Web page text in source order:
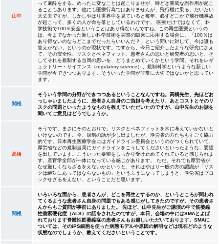
山中
って麻酔をする。めったに変なことは起こりませが、時どき重篤な副作用が起こ
ることもあります。他にも医療行為ではありませんが、飛行機に乗る。だいたい
大丈夫ですが、しかしやはり世界中を見ていると毎年、必ずどこかで飛行機事故
が起こって、多くの人が命を落としているわけです。 医療だけではなくて、科
学技術で100％安全ということはあり得ないんですね。この再生医療というの
は、今までなかった新しい科学技術を実際の臨床に応用する場合に、「100％は
あり得ないのならどこまでだったらいいんだ？」という問いに対して、今は誰も
答えがない、というのが現状です。ですから、今日ご紹介したような研究に加え
て、その安全性、リスクとベネフィット、患者さんの思いと研究者の思いと、そ
してそれを規制する当局の思いを、どうまとめていくかという学問、それをレギ
ュラトリー・サイエンス（regulatory science）、規制科学というような新しい
学問が今できつつあります。そういった学問が非常に大切ではないかと思ってい
ます。
関根
そういう学問の分野ができつつあるということなんですね。髙橋先生、先ほどお
っしゃいましたように、患者さん自身のご負担を考えたり、あとコストとそのリ
スクの問題といったようなものを教えていただいたのですが、山中先生のお話を
聞いてご意見はどうでしょうか。
髙橋
そうです。まさにそのとおりで、リスクとベネフィットを常に考えていかないと
いけないのです。今、規制の話が少し出ましたが、厚労省の方たちもすごく協力
的です。日本再生医療学会にはガイドライン委員会というのがつくられていて、
厚労省などの規制当局にガイドラインをこうしてくださいといったような、要望
を出しています。こういった要望をしっかり受け止めてくれていると感じられま
す。産官学全部が一体になっている感じがあります。 ただ、それでも厚労省が
なぜ厳しくならざるをえないかというと、それはやはり一般の方の認識が「リス
クは絶対にあってはならないもの」というふうになってしまうと、厚労省はブロ
ックせざるをえない、ということだと思います。
関根
いろいろな面から、患者さんが、どこを再生とするのか、というところが問われ
てくるような患者さん自身の問題でもある感じがしてきたのですが、その患者さ
んからもご質問が事前にありました。 先ほど、山中先生がご講演の中で筋萎縮
性側索硬化症（ALS）の話をされたのですが、本日、会場の中にはSMAとよば
れております脊髄性筋萎縮症の患者さんもお越しいただいております。SMAに
ついては、そのiPS細胞を使った病態モデルや原因の解明などは現在どのような
状態なのでしょうか、教えてくださいということです。